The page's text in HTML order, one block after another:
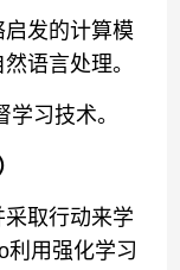
发的计算模
语言处理。
习技术。
取行动来学
利用强化学习